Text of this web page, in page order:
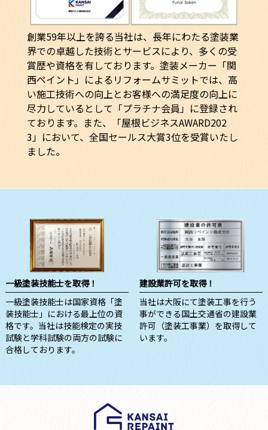
創業59年以上を誇る当社は、長年にわたる塗装業
界での卓越した技術とサービスにより、多くの受
賞歴や資格を有しております。塗装メーカー「関
西ペイント」によるリフォームサミットでは、高
い施工技術への向上とお客様への満足度の向上に
尽力しているとして「プラチナ会員」に登録され
ております。また、「屋根ビジネスAWARD202
3」において、全国セールス大賞3位を受賞いたし
ました。
一級塗装技能士を取得！
一級塗装技能士は国家資格「塗
装技能士」における最上位の資
格です。当社は技能検定の実技
試験と学科試験の両方の試験に
合格しております。
建設業許可を取得！
当社は大阪にて塗装工事を行う
事ができる国土交通省の建設業
許可（塗装工事業）を取得して
います。